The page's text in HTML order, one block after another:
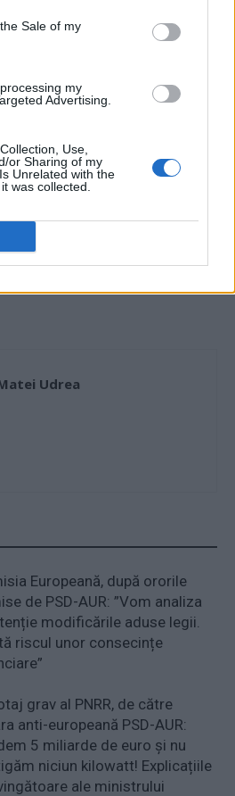
Sale of my
my
Advertising.
Use,
or Sharing of my
Unrelated with the
was collected.
un
Articolul următor
PNL alege sinuciderea
Ciucă va candida la
Dăncilă în 2019”, estimează
Udrea
Europeană, după ororile
de PSD-AUR: ”Vom analiza
modificările aduse legii.
riscul unor consecințe
grav al PNRR, de către
anti-europeană PSD-AUR:
5 miliarde de euro și nu
niciun kilowatt! Explicațiile
ale ministrului